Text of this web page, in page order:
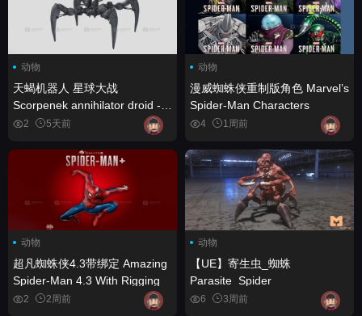
动物
天蝎机器人 星球大战
Scorpenek annihilator droid -
Star Wars
2 5天前
动物
漫威蜘蛛侠重制版角色 Marvel’s
Spider-Man Characters
4 1周前
动物
超凡蜘蛛侠4.3带绑定 Amazing
Spider-Man 4.3 With Rigging
2 2周前
动物
【UE】寄生虫_蜘蛛
Parasite_Spider
6 3周前